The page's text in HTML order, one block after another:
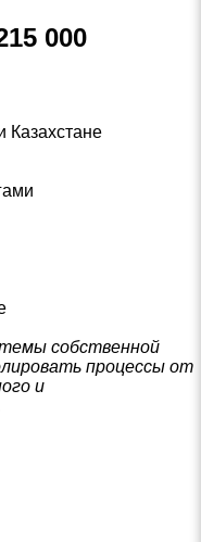
000
Казахстане
собственной
процессы от
и